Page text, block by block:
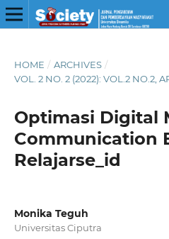
HOME / ARCHIVES /
VOL. 2 NO. 2 (2022): VOL.2 NO.2,
Optimasi Digital
Communication
Relajarse_id
Monika Teguh
Universitas Ciputra